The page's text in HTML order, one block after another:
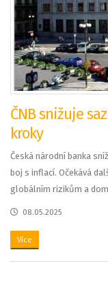
ČNB snižuje
kroky
Česká národní banka
boj s inflací. Očekává
globálním rizikům a
08.05.2025
Více